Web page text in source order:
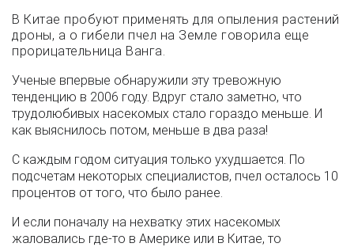
В Китае пробуют применять для опыления растений
дроны, а о гибели пчел на Земле говорила еще
прорицательница Ванга.
Ученые впервые обнаружили эту тревожную
тенденцию в 2006 году. Вдруг стало заметно, что
трудолюбивых насекомых стало гораздо меньше. И
как выяснилось потом, меньше в два раза!
С каждым годом ситуация только ухудшается. По
подсчетам некоторых специалистов, пчел осталось 10
процентов от того, что было ранее.
И если поначалу на нехватку этих насекомых
жаловались где-то в Америке или в Китае, то